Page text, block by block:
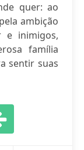
quer: ao
ambição
e inimigos,
família
sentir suas